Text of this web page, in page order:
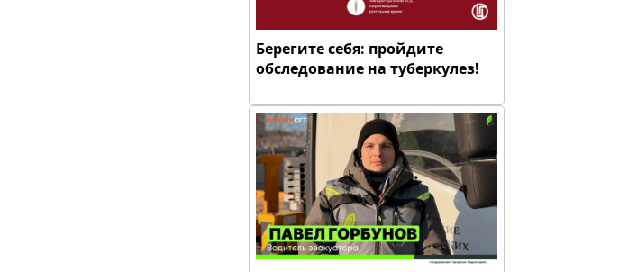
Берегите себя: пройдите
обследование на туберкулез!